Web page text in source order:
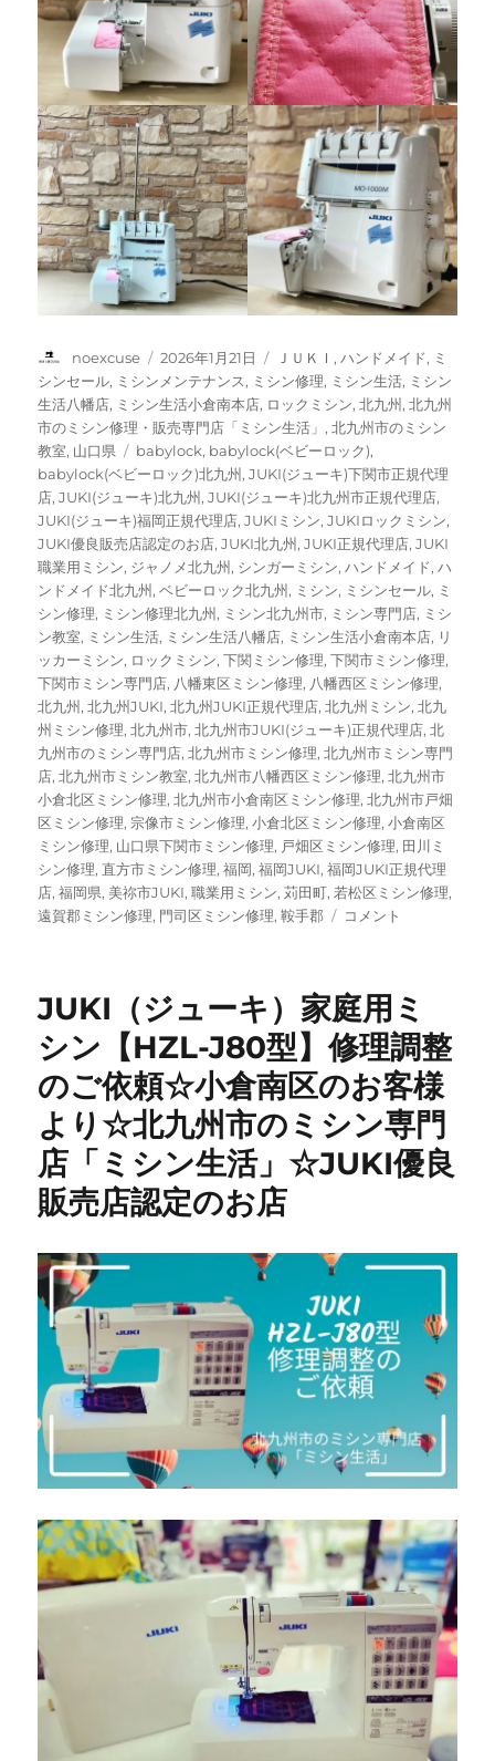
投
稿
者
noexcuse
投
稿
日:
2026年1月21日
カ
テ
ゴ
リ
ー
ＪＵＫＩ ,ハンドメイド, ミ
シンセール, ミシンメンテナンス, ミシン修理, ミシン生活, ミシン
生活八幡店, ミシン生活小倉南本店, ロックミシン,北九州 ,北九州
市のミシン修理・販売専門店「ミシン生活」 ,北九州市のミシン
教室, 山口県
タ
グ
babylock, babylock(ベビーロック),
babylock(ベビーロック)北九州 ,JUKI(ジューキ)下関市正規代理
店,JUKI(ジューキ)北九州 ,JUKI(ジューキ)北九州市正規代理店,
JUKI(ジューキ)福岡正規代理店,JUKIミシン,JUKIロックミシン,
JUKI優良販売店認定のお店,JUKI北九州 ,JUKI正規代理店,JUKI
職業用ミシン, ジャノメ北九州 , シンガーミシン,ハンドメイド,ハ
ンドメイド北九州 ,ベビーロック北九州 , ミシン, ミシンセール, ミ
シン修理, ミシン修理北九州 , ミシン北九州市, ミシン専門店, ミシ
ン教室, ミシン生活, ミシン生活八幡店, ミシン生活小倉南本店, リ
ッカーミシン, ロックミシン,下関ミシン修理,下関市ミシン修理,
下関市ミシン専門店, 八幡東区ミシン修理, 八幡西区ミシン修理,
北九州 ,北九州JUKI,北九州JUKI正規代理店,北九州ミシン,北九
州ミシン修理,北九州市,北九州市JUKI(ジューキ)正規代理店,北
九州市のミシン専門店,北九州市ミシン修理,北九州市ミシン専門
店,北九州市ミシン教室,北九州市八幡西区ミシン修理,北九州市
小倉北区ミシン修理,北九州市小倉南区ミシン修理,北九州市戸畑
区ミシン修理, 宗像市ミシン修理,小倉北区ミシン修理,小倉南区
ミシン修理, 山口県下関市ミシン修理, 戸畑区ミシン修理, 田川ミ
シン修理, 直方市ミシン修理,福岡,福岡JUKI,福岡JUKI正規代理
店,福岡県, 美祢市JUKI,職業用ミシン,苅田町, 若松区ミシン修理,
遠賀郡ミシン修理, 門司区ミシン修理,鞍手郡
JUKI
売
店
が
整
備
｜
1000M
ン
復
活
【北
九
市
の
シ
ン
専
門
店
「ミ
活」】
コメント
JUKI（ジューキ）家庭用ミ
シン【HZL-J80型】修理調整
のご依頼☆小倉南区のお客様
より☆北九州市のミシン専門
店「ミシン生活」☆JUKI優良
販売店認定のお店